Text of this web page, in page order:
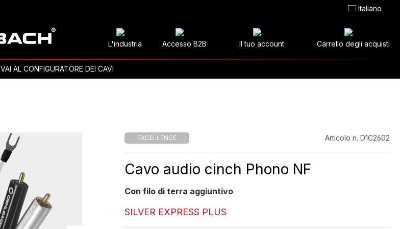
Italiano
L'industria Accesso B2B Il tuo account Carrello degli acquisti
VAI AL CONFIGURATORE DEI CAVI
EXCELLENCE Articolo n. D1C2602
Cavo audio cinch Phono NF
Con filo di terra aggiuntivo
SILVER EXPRESS PLUS